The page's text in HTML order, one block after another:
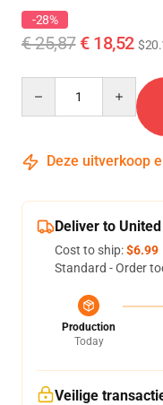
-28%
€ 25,87 € 18,52
Deze uitverkoop
Deliver to
Cost to ship:$6.99
Standard - Order
Production
Today
Veilige